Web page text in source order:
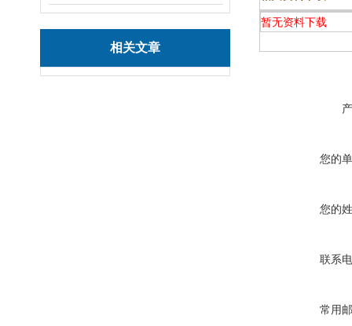
相关文章
暂无资料下载
您的
您的
联系
常用